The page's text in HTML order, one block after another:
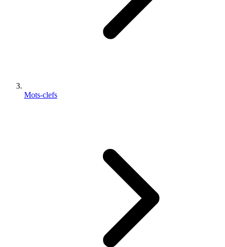
Mots-clefs